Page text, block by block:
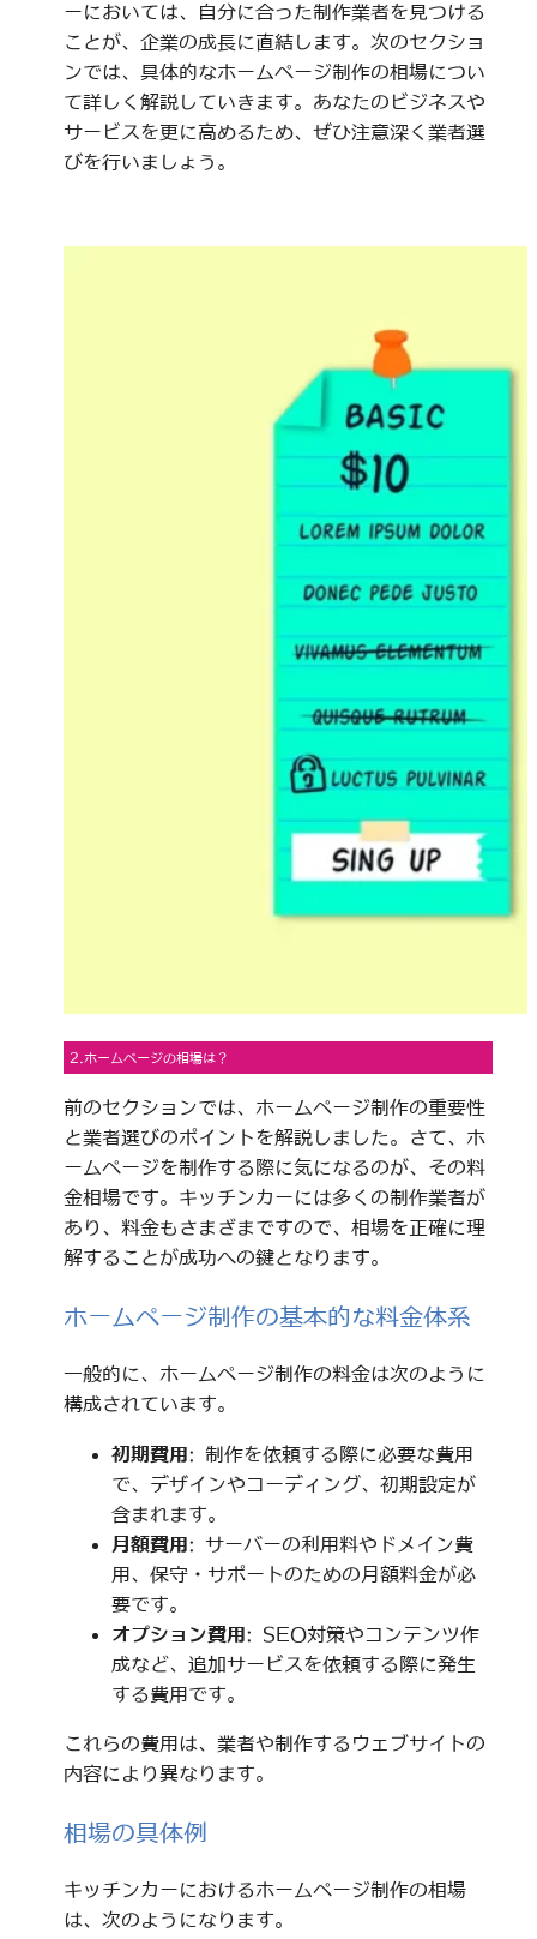
ーにおいては、自分に合った制作業者を見つける
ことが、企業の成長に直結します。次のセクショ
ンでは、具体的なホームページ制作の相場につい
て詳しく解説していきます。あなたのビジネスや
サービスを更に高めるため、ぜひ注意深く業者選
びを行いましょう。
2.ホームページの相場は？
前のセクションでは、ホームページ制作の重要性
と業者選びのポイントを解説しました。さて、ホ
ームページを制作する際に気になるのが、その料
金相場です。キッチンカーには多くの制作業者が
あり、料金もさまざまですので、相場を正確に理
解することが成功への鍵となります。
ホームページ制作の基本的な料金体系
一般的に、ホームページ制作の料金は次のように
構成されています。
初期費用: 制作を依頼する際に必要な費用
で、デザインやコーディング、初期設定が
含まれます。
月額費用: サーバーの利用料やドメイン費
用、保守・サポートのための月額料金が必
要です。
オプション費用: SEO対策やコンテンツ作
成など、追加サービスを依頼する際に発生
する費用です。
これらの費用は、業者や制作するウェブサイトの
内容により異なります。
相場の具体例
キッチンカーにおけるホームページ制作の相場
は、次のようになります。